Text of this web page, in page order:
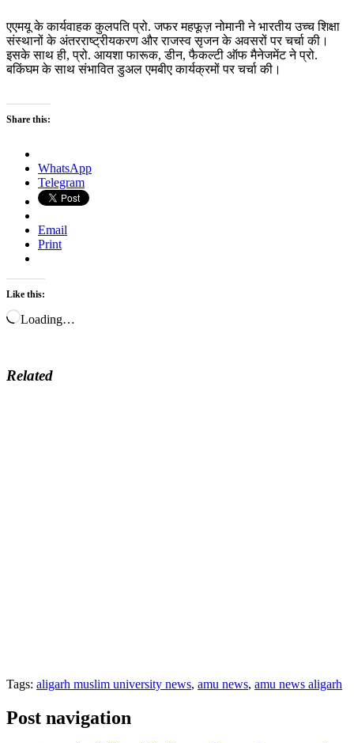
एएमयू के कार्यवाहक कुलपति प्रो. जफर महफूज़ नोमानी ने भारतीय उच्च शिक्षा
संस्थानों के अंतरराष्ट्रीयकरण और राजस्व सृजन के अवसरों पर चर्चा की।
इसके साथ ही, प्रो. आयशा फारूक, डीन, फैकल्टी ऑफ मैनेजमेंट ने प्रो.
बकिंघम के साथ संभावित डुअल एमबीए कार्यक्रमों पर चर्चा की।
Share this:
WhatsApp
Telegram
Email
Print
Like this:
Loading…
Related
Tags: aligarh muslim university news, amu news, amu news aligarh
Post navigation